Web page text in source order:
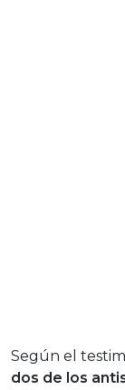
Según el
dos de los